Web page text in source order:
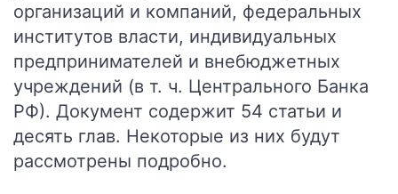
организаций и компаний, федеральных
институтов власти, индивидуальных
предпринимателей и внебюджетных
учреждений (в т. ч. Центрального Банка
РФ). Документ содержит 54 статьи и
десять глав. Некоторые из них будут
рассмотрены подробно.